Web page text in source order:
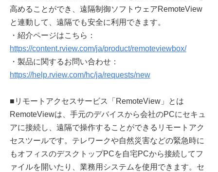
高めることができ、遠隔制御ソフトウェアRemoteView
と連動して、遠隔でも安全に利用できます。
・紹介ページはこちら：
https://content.rview.com/ja/product/remoteviewbox/
・製品に関するお問い合わせ：
https://help.rview.com/hc/ja/requests/new
■リモートアクセスサービス「RemoteView」とは
RemoteViewは、手元のデバイスから会社のPCにセキュ
アに接続し、遠隔で操作することができるリモートアク
セスツールです。テレワークや自然災害などの緊急時に
もオフィスのデスクトップPCを自宅PCから接続してフ
ァイルを開いたり、業務用システムを使用できます。セ